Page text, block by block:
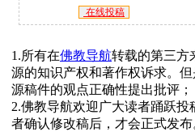
在线投稿
1.所有在佛教导航转载的第三方
源的知识产权和著作权诉求。
源稿件的观点正确性提出批评；
2.佛教导航欢迎广大读者踊跃
者确认修改稿后，才会正式发